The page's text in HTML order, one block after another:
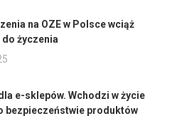
na OZE w Polsce wciąż
życzenia
e-sklepów. Wchodzi w życie
bezpieczeństwie produktów